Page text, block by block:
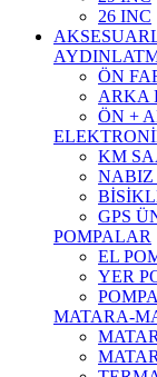
26 INC
ÖN
ARKA
ÖN +
KM
NABIZ
GPS
POMPALAR
EL
YER
MATARA-